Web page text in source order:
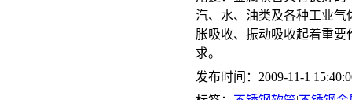
汽、水、油类及各种工业
胀吸收、振动吸收起着重
求。
发布时间：2009-11-1